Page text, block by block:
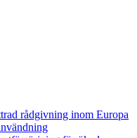
rådgivning inom Europa